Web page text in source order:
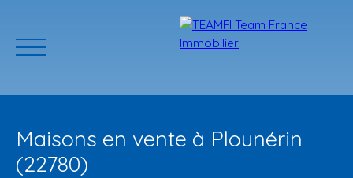
Maisons en vente à Plounérin
(22780)